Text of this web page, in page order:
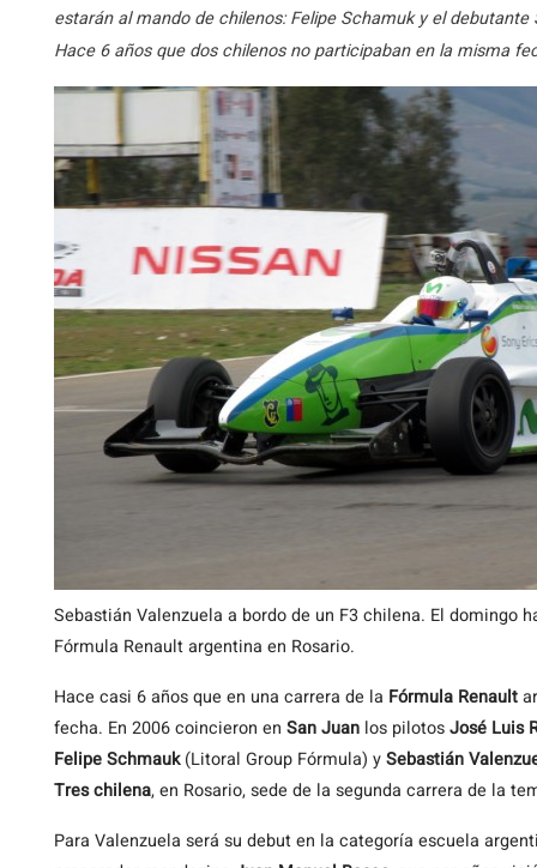
estarán al mando de chilenos: Felipe Schamuk y el
Hace 6 años que dos chilenos no participaban en la misma
Sebastián Valenzuela a bordo de un F3 chilena. El domingo
Fórmula Renault argentina en Rosario.
Hace casi 6 años que en una carrera de la Fórmula Renault
fecha. En 2006 coincieron en San Juan los pilotosJosé Luis
Felipe Schmauk(Litoral Group Fórmula) ySebastián
Tres chilena, en Rosario, sede de la segunda carrera de la
Para Valenzuela será su debut en la categoría escuela